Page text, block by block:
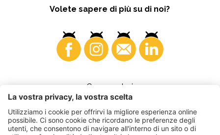
Volete sapere di più su di noi?
Consumatori